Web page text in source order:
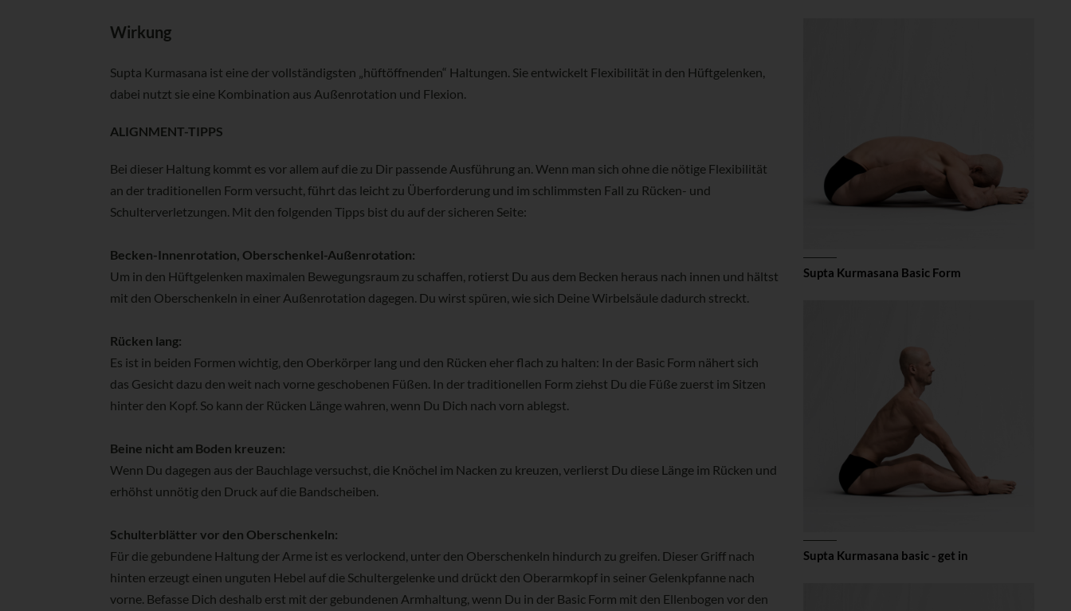
Supta Kurmasana Basic Form
Supta Kurmasana basic - get in
Wirkung
Supta Kurmasana ist eine der vollständigsten „hüftöffnenden“ Haltungen. Sie entwickelt Flexibilität in den Hüftgelenken,
dabei nutzt sie eine Kombination aus Außenrotation und Flexion.
ALIGNMENT-TIPPS
Bei dieser Haltung kommt es vor allem auf die zu Dir passende Ausführung an. Wenn man sich ohne die nötige Flexibilität
an der traditionellen Form versucht, führt das leicht zu Überforderung und im schlimmsten Fall zu Rücken- und
Schulterverletzungen. Mit den folgenden Tipps bist du auf der sicheren Seite:
Becken-Innenrotation, Oberschenkel-Außenrotation:
Um in den Hüftgelenken maximalen Bewegungsraum zu schaffen, rotierst Du aus dem Becken heraus nach innen und hältst
mit den Oberschenkeln in einer Außenrotation dagegen. Du wirst spüren, wie sich Deine Wirbelsäule dadurch streckt.
Rücken lang:
Es ist in beiden Formen wichtig, den Oberkörper lang und den Rücken eher flach zu halten: In der Basic Form nähert sich
das Gesicht dazu den weit nach vorne geschobenen Füßen. In der traditionellen Form ziehst Du die Füße zuerst im Sitzen
hinter den Kopf. So kann der Rücken Länge wahren, wenn Du Dich nach vorn ablegst.
Beine nicht am Boden kreuzen:
Wenn Du dagegen aus der Bauchlage versuchst, die Knöchel im Nacken zu kreuzen, verlierst Du diese Länge im Rücken und
erhöhst unnötig den Druck auf die Bandscheiben.
Schulterblätter vor den Oberschenkeln:
Für die gebundene Haltung der Arme ist es verlockend, unter den Oberschenkeln hindurch zu greifen. Dieser Griff nach
hinten erzeugt einen unguten Hebel auf die Schultergelenke und drückt den Oberarmkopf in seiner Gelenkpfanne nach
vorne. Befasse Dich deshalb erst mit der gebundenen Armhaltung, wenn Du in der Basic Form mit den Ellenbogen vor den